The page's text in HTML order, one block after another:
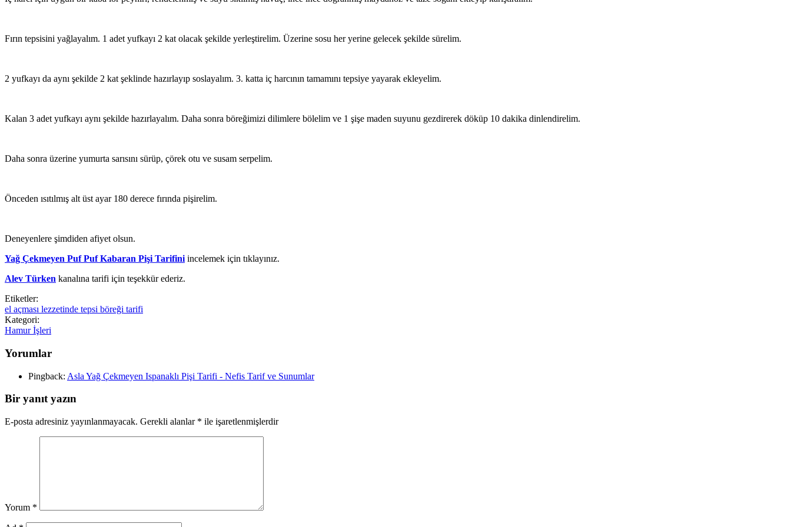
Fırın tepsisini yağlayalım. 1 adet yufkayı 2 kat olacak şekilde yerleştirelim. Üzerine sosu her yerine gelecek şekilde sürelim.
2 yufkayı da aynı şekilde 2 kat şeklinde hazırlayıp soslayalım. 3. katta iç harcının tamamını tepsiye yayarak ekleyelim.
Kalan 3 adet yufkayı aynı şekilde hazırlayalım. Daha sonra böreğimizi dilimlere bölelim ve 1 şişe maden suyunu gezdirerek döküp 10 dakika dinlendirelim.
Daha sonra üzerine yumurta sarısını sürüp, çörek otu ve susam serpelim.
Önceden ısıtılmış alt üst ayar 180 derece fırında pişirelim.
Deneyenlere şimdiden afiyet olsun.
Yağ Çekmeyen Puf Puf Kabaran Pişi Tarifini incelemek için tıklayınız.
Alev Türken kanalına tarifi için teşekkür ederiz.
Etiketler:
el açması lezzetinde tepsi böreği tarifi
Kategori:
Hamur İşleri
Yorumlar
Pingback: Asla Yağ Çekmeyen Ispanaklı Pişi Tarifi - Nefis Tarif ve Sunumlar
Bir yanıt yazın
E-posta adresiniz yayınlanmayacak. Gerekli alanlar * ile işaretlenmişlerdir
Yorum *